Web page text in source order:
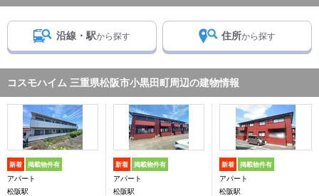
沿線・駅から探す 住所から探す
コスモハイム 三重県松阪市小黒田町周辺の建物情報
新着 掲載物件有
アパート
松阪駅
新着 掲載物件有
アパート
松阪駅
新着 掲載物件有
アパート
松阪駅